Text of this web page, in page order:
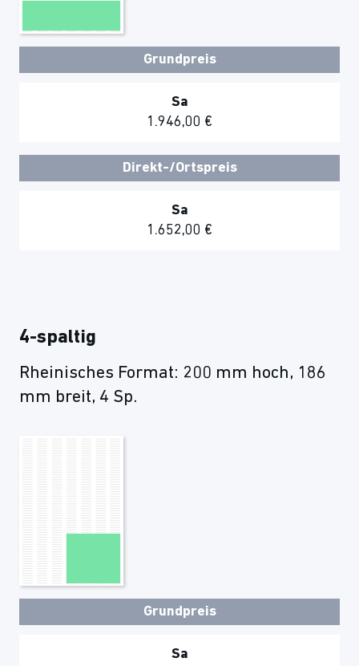
Grundpreis
Sa
1.946,00 €
Direkt-/Ortspreis
Sa
1.652,00 €
4-spaltig
Rheinisches Format: 200 mm hoch, 186
mm breit, 4 Sp.
Grundpreis
Sa